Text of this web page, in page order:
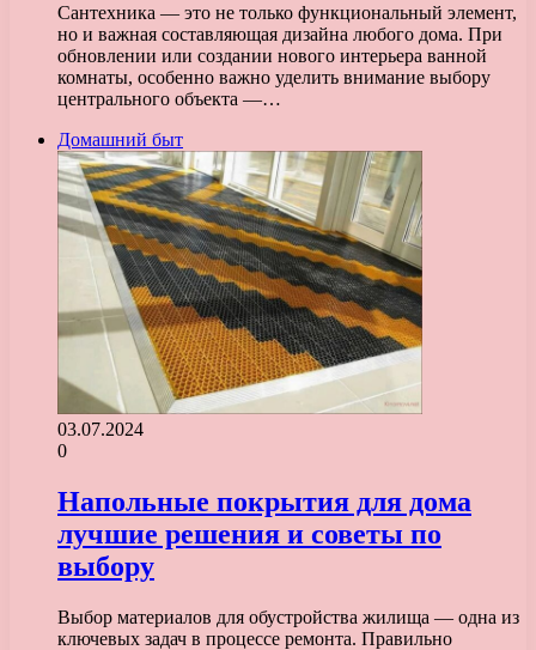
Сантехника — это не только функциональный элемент,
но и важная составляющая дизайна любого дома. При
обновлении или создании нового интерьера ванной
комнаты, особенно важно уделить внимание выбору
центрального объекта —…
Домашний быт
03.07.2024
0
Напольные покрытия для дома
лучшие решения и советы по
выбору
Выбор материалов для обустройства жилища — одна из
ключевых задач в процессе ремонта. Правильно